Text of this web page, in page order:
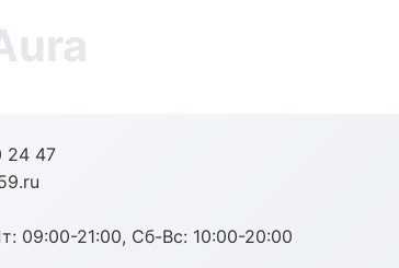
24 47
09:00-21:00, Сб-Вс: 10:00-20:00